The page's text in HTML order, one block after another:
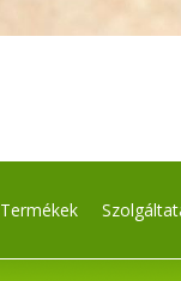
Termékek